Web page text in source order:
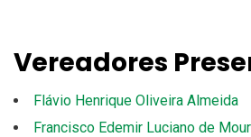
Vereadores
Flávio Henrique Oliveira Almeida
Francisco Edemir Luciano de